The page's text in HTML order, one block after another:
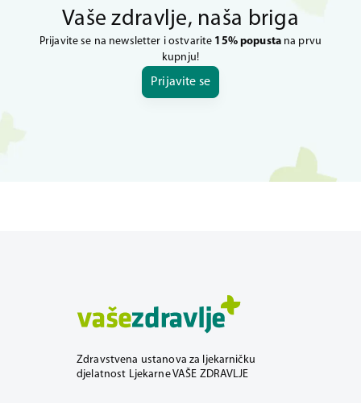
Vaše zdravlje, naša briga
Prijavite se na newsletter i ostvarite 15% popustana prvu
kupnju!
Prijavite se
Zdravstvena ustanova za ljekarničku
djelatnost Ljekarne VAŠE ZDRAVLJE